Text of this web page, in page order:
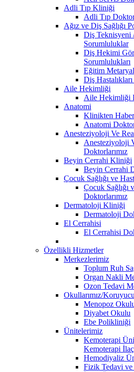
Adli Tıp Kliniği
Adli Tıp
Ağız ve Diş Sağlığı
Diş Teknisyeni
Sorumluluklar
Diş Hekimi
Sorumlulukları
Eğitim
Diş
Aile Hekimliği
Aile Hekimliği
Anatomi
Klinikten
Anatomi
Anesteziyoloji Ve
Anesteziyoloji
Doktorlarımız
Beyin Cerrahi Kliniği
Beyin Cerrahi
Çocuk Sağlığı ve
Çocuk Sağlığı
Doktorlarımız
Dermatoloji Kliniği
Dermatoloji
El Cerrahisi
El Cerrahisi
Özellikli Hizmetler
Merkezlerimiz
Toplum Ruh
Organ Nakli
Ozon Tedavi
Okullarımız/
Menopoz
Diyabet Okulu
Ebe Polikliniği
Ünitelerimiz
Kemoterapi
Kemoterapi
Hemodiyaliz
Fizik Tedavi